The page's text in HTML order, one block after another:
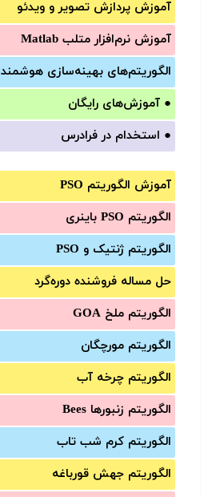
آموزش‌ پردازش تصویر و ویدئو
آموزش‌ نرم‌افزار متلب Matlab
الگوریتم‌های بهینه‌سازی هوشمند
● آموزش‌های رایگان
● استخدام در فرادرس
آموزش الگوریتم PSO
الگوریتم PSO باینری
الگوریتم ژنتیک و PSO
حل مساله فروشنده دوره‌گرد
الگوریتم ملخ GOA
الگوریتم مورچگان
الگوریتم چرخه آب
الگوریتم زنبورها Bees
الگوریتم کرم شب تاب
الگوریتم جهش قورباغه